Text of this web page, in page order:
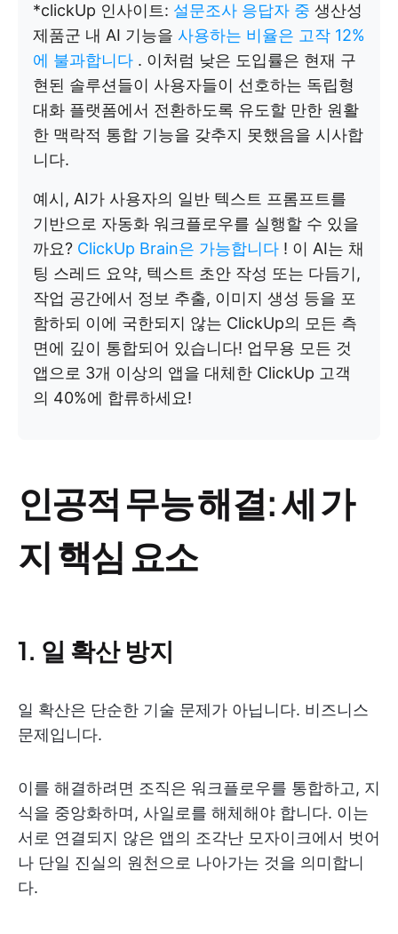
*clickUp 인사이트: 설문조사 응답자 중 생산성
제품군 내 AI 기능을 사용하는 비율은 고작 12%
에 불과합니다 . 이처럼 낮은 도입률은 현재 구
현된 솔루션들이 사용자들이 선호하는 독립형
대화 플랫폼에서 전환하도록 유도할 만한 원활
한 맥락적 통합 기능을 갖추지 못했음을 시사합
니다.
예시, AI가 사용자의 일반 텍스트 프롬프트를
기반으로 자동화 워크플로우를 실행할 수 있을
까요? ClickUp Brain은 가능합니다 ! 이 AI는 채
팅 스레드 요약, 텍스트 초안 작성 또는 다듬기,
작업 공간에서 정보 추출, 이미지 생성 등을 포
함하되 이에 국한되지 않는 ClickUp의 모든 측
면에 깊이 통합되어 있습니다! 업무용 모든 것
앱으로 3개 이상의 앱을 대체한 ClickUp 고객
의 40%에 합류하세요!
인공적 무능 해결: 세 가
지 핵심 요소
1. 일 확산 방지
일 확산은 단순한 기술 문제가 아닙니다. 비즈니스
문제입니다.
이를 해결하려면 조직은 워크플로우를 통합하고, 지
식을 중앙화하며, 사일로를 해체해야 합니다. 이는
서로 연결되지 않은 앱의 조각난 모자이크에서 벗어
나 단일 진실의 원천으로 나아가는 것을 의미합니
다.